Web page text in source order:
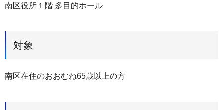
南区役所１階 多目的ホール
対象
南区在住のおおむね65歳以上の方